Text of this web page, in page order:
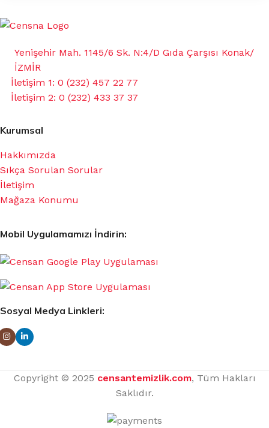
Yenişehir Mah. 1145/6 Sk. N:4/D Gıda Çarşısı Konak/
İZMİR
İletişim 1: 0 (232) 457 22 77
İletişim 2: 0 (232) 433 37 37
Kurumsal
Hakkımızda
Sıkça Sorulan Sorular
İletişim
Mağaza Konumu
Mobil Uygulamamızı İndirin:
Sosyal Medya Linkleri:
Copyright © 2025 censantemizlik.com, Tüm Hakları
Saklıdır.